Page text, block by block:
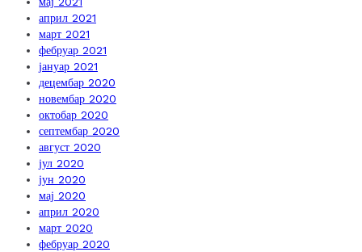
април 2021
март 2021
фебруар 2021
јануар 2021
децембар 2020
новембар 2020
октобар 2020
септембар 2020
август 2020
јул 2020
јун 2020
мај 2020
април 2020
март 2020
фебруар 2020